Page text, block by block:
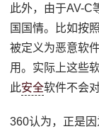
此外，由于AV-C
国国情。比如按
被定义为恶意软
用。实际上这些
此安全软件不会
360认为，正是